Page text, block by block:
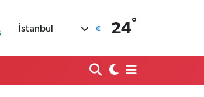
İstanbul 24°